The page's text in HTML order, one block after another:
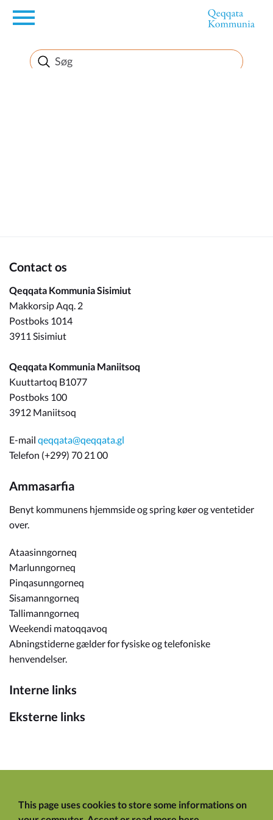
en
Borger
Kommuneplanen
Om_kommunen
Contact os
Qeqqata Kommunia Sisimiut
Makkorsip Aqq. 2
Postboks 1014
3911 Sisimiut
Qeqqata Kommunia Maniitsoq
Kuuttartoq B1077
Postboks 100
3912 Maniitsoq
E-mail qeqqata@qeqqata.gl
Telefon (+299) 70 21 00
Ammasarfia
Benyt kommunens hjemmside og spring køer og ventetider
over.
Ataasinngorneq
Marlunngorneq
Pinqasunngorneq
Sisamanngorneq
Tallimanngorneq
Weekendi matoqqavoq
Abningstiderne gælder for fysiske og telefoniske
henvendelser.
Interne links
Eksterne links
This page uses cookies to store some informations on